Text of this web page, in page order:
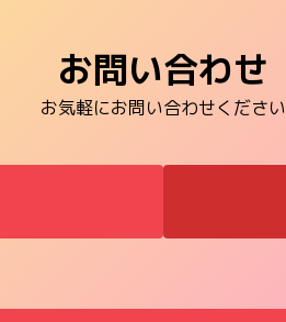
お問い合わせ
お気軽にお問い合わせください